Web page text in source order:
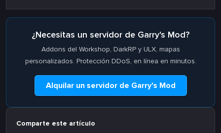
¿Necesitas un servidor de Garry's Mod?
Addons del Workshop, DarkRP y ULX, mapas
personalizados. Protección DDoS, en línea en minutos.
Alquilar un servidor de Garry's Mod
Comparte este artículo